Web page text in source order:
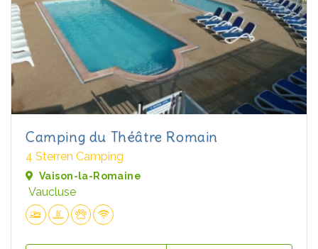
Camping du Théâtre Romain
4 Sterren Camping
Vaison-la-Romaine
Vaucluse